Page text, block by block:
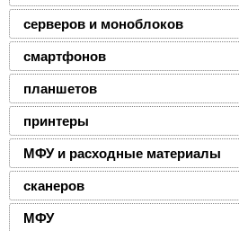
серверов и моноблоков
смартфонов
планшетов
принтеры
МФУ и расходные материалы
сканеров
МФУ